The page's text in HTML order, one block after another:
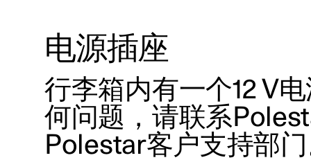
电源插座
行李箱内有一个12 V
何问题，请联系
Polestar客户支持部